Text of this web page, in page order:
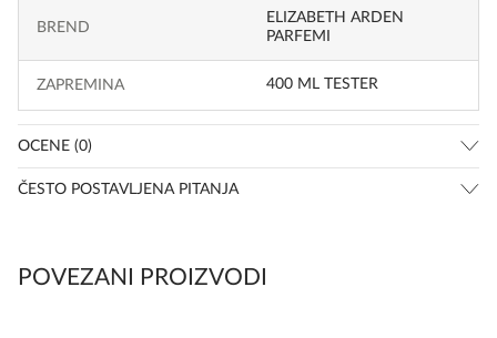
BREND
ELIZABETH ARDEN
PARFEMI
ZAPREMINA 400 ML TESTER
OCENE (0)
ČESTO POSTAVLJENA PITANJA
POVEZANI PROIZVODI